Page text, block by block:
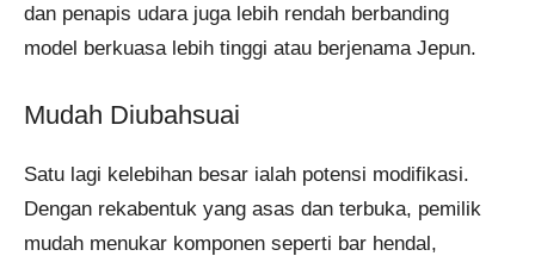
dan penapis udara juga lebih rendah berbanding
model berkuasa lebih tinggi atau berjenama Jepun.
Mudah Diubahsuai
Satu lagi kelebihan besar ialah potensi modifikasi.
Dengan rekabentuk yang asas dan terbuka, pemilik
mudah menukar komponen seperti bar hendal,